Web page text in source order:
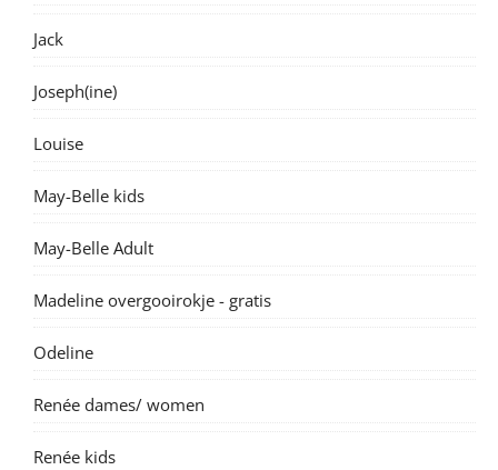
Jack
Joseph(ine)
Louise
May-Belle kids
May-Belle Adult
Madeline overgooirokje - gratis
Odeline
Renée dames/ women
Renée kids